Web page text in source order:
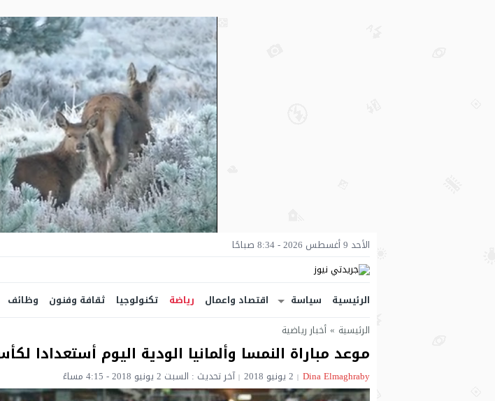
الأحد 9 أغسطس 2026 - 8:34 صباحًا
الرئيسية سياسة اقتصاد واعمال رياضة تكنولوجيا ثقافة وفنون وظائف
الرئيسية » أخبار رياضية
موعد مباراة النمسا وألمانيا الودية اليوم أستعدادا
Dina Elmaghraby‎‏ 2 يونيو 2018 آخر تحديث : السبت 2 يونيو 2018 - 4:15 مساءً